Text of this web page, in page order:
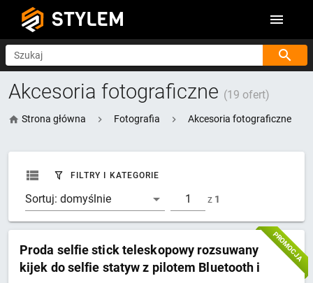
STYLEM
Szukaj
Akcesoria fotograficzne (19 ofert)
Strona główna Fotografia Akcesoria fotograficzne
FILTRY I KATEGORIE
Sortuj: domyślnie z 1
Proda selfie stick teleskopowy rozsuwany
kijek do selfie statyw z pilotem Bluetooth i
PROMOCJA